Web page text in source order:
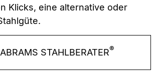
Klicks, eine alternative oder
STAHLBERATER®